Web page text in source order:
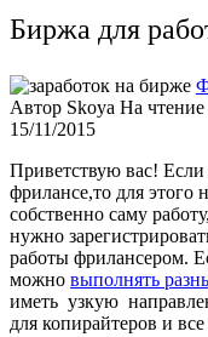
Биржа для
Автор Skoya На чтение
15/11/2015
Приветствую вас!
фрилансе,то для этого
собственно саму
нужно
работы фрилансером.
можно выполнять
иметь узкую
для копирайтеров и